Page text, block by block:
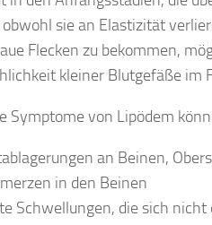
sie an Elastizität
Flecken zu bekommen,
kleiner Blutgefäße im
Symptome von Lipödem
an Beinen,
in den Beinen
Schwellungen, die sich